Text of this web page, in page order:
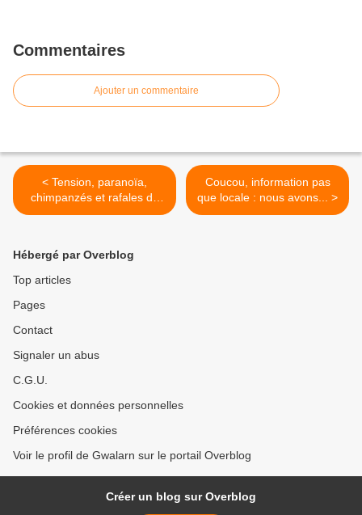
Commentaires
Ajouter un commentaire
< Tension, paranoïa,
chimpanzés et rafales de
vent...
Coucou, information pas
que locale : nous avons... >
Hébergé par Overblog
Top articles
Pages
Contact
Signaler un abus
C.G.U.
Cookies et données personnelles
Préférences cookies
Voir le profil de Gwalarn sur le portail Overblog
Créer un blog sur Overblog